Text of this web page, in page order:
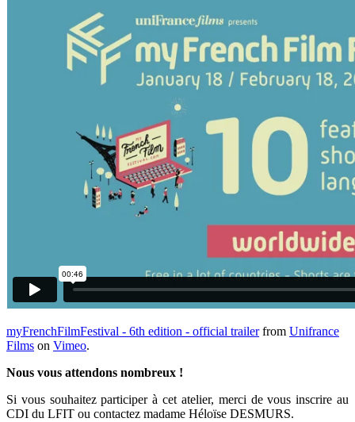
myFrenchFilmFestival - 6th edition - official trailerfrom Unifrance
Films on Vimeo.
Nous vous attendons nombreux !
Si vous souhaitez participer à cet atelier, merci de vous inscrire au
CDI du LFIT ou contactez madame Héloïse DESMURS.